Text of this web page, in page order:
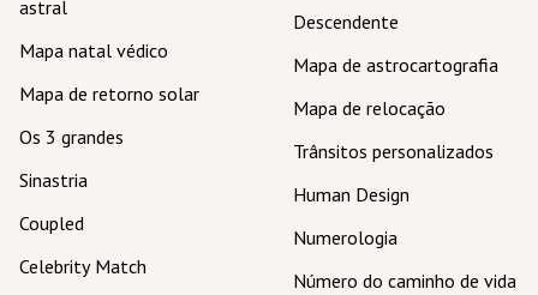
astral
Mapa natal védico
Mapa de retorno solar
Os 3 grandes
Sinastria
Coupled
Celebrity Match
Descendente
Mapa de astrocartografia
Mapa de relocação
Trânsitos personalizados
Human Design
Numerologia
Número do caminho de vida